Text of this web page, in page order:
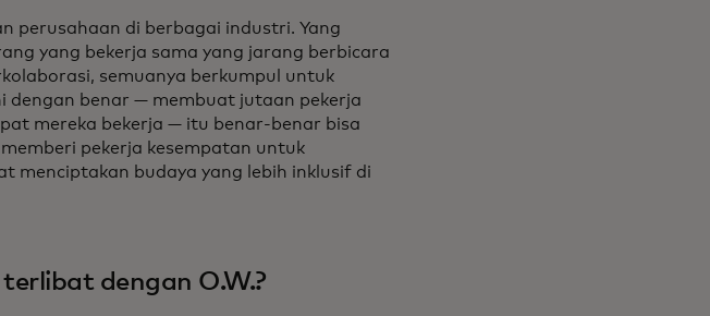
perusahaan di berbagai industri. Yang
yang bekerja sama yang jarang berbicara
semuanya berkumpul untuk
dengan benar — membuat jutaan pekerja
mereka bekerja — itu benar-benar bisa
pekerja kesempatan untuk
menciptakan budaya yang lebih inklusif di
dengan O.W.?